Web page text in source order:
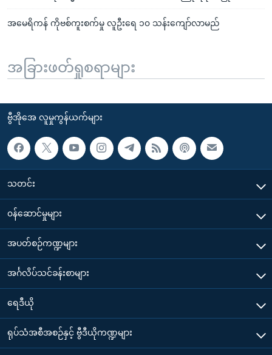
အမေရိကန် ကိုဗစ်ကူးစက်မှု လူဦးရေ ၁၀ သန်းကျော်လာမည်
အခြားဖတ်ရှုစရာများ
ဗွီအိုအေ လူမှုကွန်ယက်များ
သတင်း
၀န်ဆောင်မှုများ
အပတ်စဉ်ကဏ္ဍများ
အင်္ဂလိပ်သင်ခန်းစာများ
ရေဒီယို
ရုပ်သံအစီအစဉ်နှင့် ဗွီဒီယိုကဏ္ဍများ